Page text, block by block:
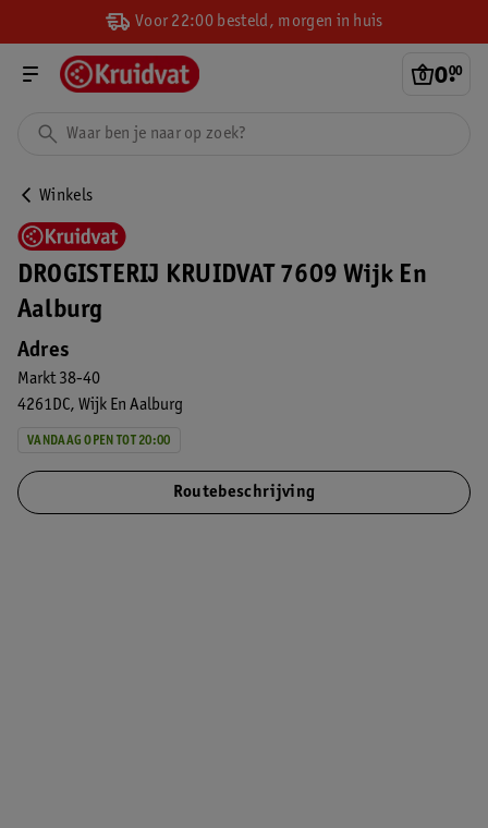
Voor 22:00 besteld, morgen in huis
0.
00
Winkels
DROGISTERIJ KRUIDVAT 7609 Wijk En
Aalburg
Adres
Markt 38-40
4261DC Wijk En Aalburg
VANDAAG OPEN TOT 20:00
Routebeschrijving